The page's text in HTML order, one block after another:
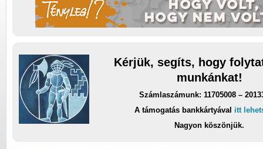
Kérjük, segíts, hogy
munkánkat!
Számlaszámunk: 11705008 –
A támogatás bankkártyával itt
Nagyon köszönjük.